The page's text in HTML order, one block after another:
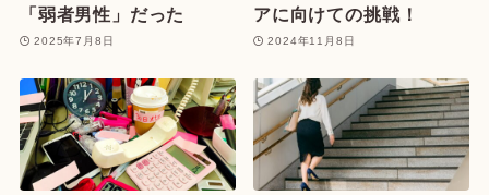
「弱者男性」だった
2025年7月8日
アに向けての挑戦！
2024年11月8日